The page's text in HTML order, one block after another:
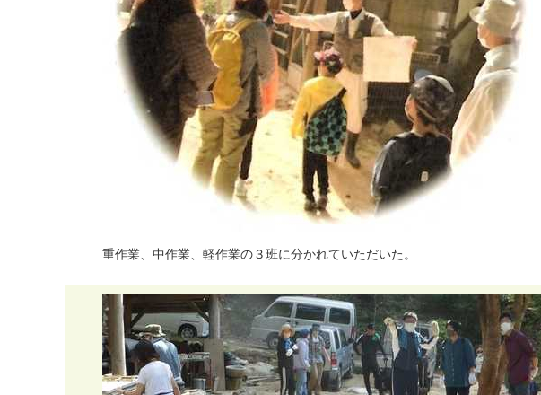
重作業、 中作業、 軽作業の３班に分かれていただいた。